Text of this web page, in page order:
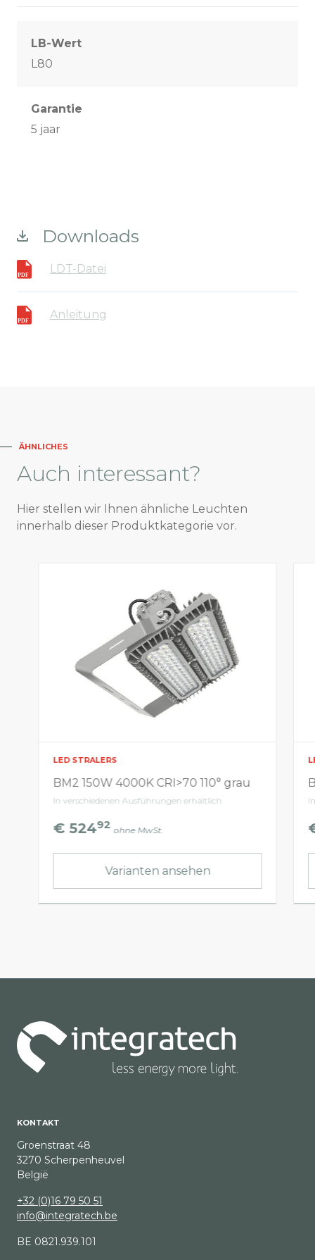
LB-Wert
L80
Garantie
5 jaar
Downloads
LDT-Datei
Anleitung
ÄHNLICHES
Auch interessant?
Hier stellen wir Ihnen ähnliche Leuchten
innerhalb dieser Produktkategorie vor.
LED STRALERS
BM2 150W 4000K CRI>70 110° grau
In verschiedenen Ausführungen erhältlich
€ 52492 ohne MwSt.
Varianten ansehen
KONTAKT
Groenstraat 48
3270 Scherpenheuvel
België
+32 (0)16 79 50 51
info@integratech.be
BE 0821.939.101